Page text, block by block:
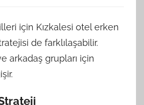
için Kızkalesi otel erken
de farklılaşabilir.
arkadaş grupları için